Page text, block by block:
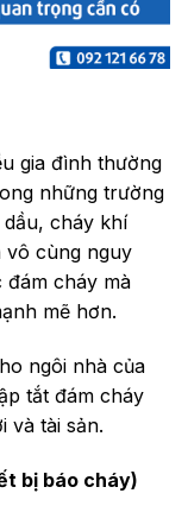
gia đình thường
những trường
cháy khí
vô cùng nguy
đám cháy mà
mẽ hơn.
ngôi nhà của
tắt đám cháy
và tài sản.
bị báo cháy)